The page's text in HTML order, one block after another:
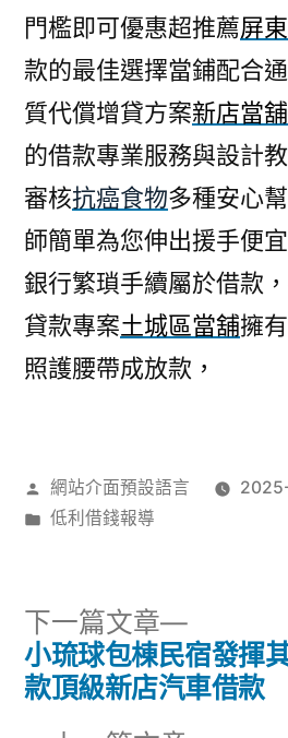
門檻即可優惠超推薦屏
款的最佳選擇當鋪配合
質代償增貸方案新店當舖
的借款專業服務與設計
審核抗癌食物多種安心
師簡單為您伸出援手便
銀行繁瑣手續屬於借款
貸款專案土城區當舖擁
照護腰帶成放款，
作
者:
網站介面預設語言
分
低利借錢報導
文
下一篇文章
下
一
篇
小琉球包棟民宿發揮
款頂級新店汽車借款